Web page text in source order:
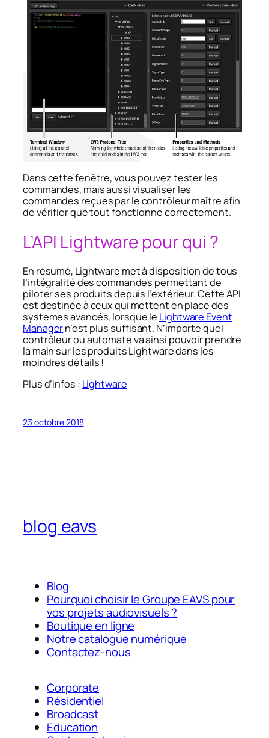
Dans cette fenêtre, vous pouvez tester les
commandes, mais aussi visualiser les
commandes reçues par le contrôleur maître afin
de vérifier que tout fonctionne correctement.
L’API Lightware pour qui ?
En résumé, Lightware met à disposition de tous
l’intégralité des commandes permettant de
piloter ses produits depuis l’extérieur. Cette API
est destinée à ceux qui mettent en place des
systèmes avancés, lorsque le Lightware Event
Managern’est plus suffisant. N’importe quel
contrôleur ou automate va ainsi pouvoir prendre
la main sur les produits Lightware dans les
moindres détails !
Plus d’infos : Lightware
23 octobre 2018
blog eavs
Blog
Pourquoi choisir le Groupe EAVS pour
vos projets audiovisuels ?
Boutique en ligne
Notre catalogue numérique
Contactez-nous
Corporate
Résidentiel
Broadcast
Education